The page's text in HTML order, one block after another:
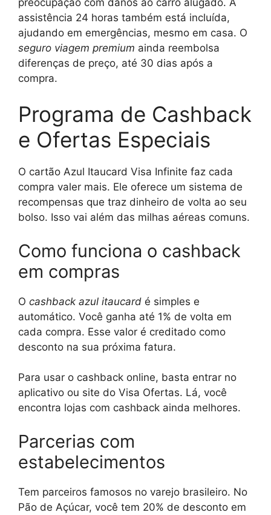
assistência 24 horas também está incluída,
ajudando em emergências, mesmo em casa. O
seguro viagem premium ainda reembolsa
diferenças de preço, até 30 dias após a
compra.
Programa de Cashback
e Ofertas Especiais
O cartão Azul Itaucard Visa Infinite faz cada
compra valer mais. Ele oferece um sistema de
recompensas que traz dinheiro de volta ao seu
bolso. Isso vai além das milhas aéreas comuns.
Como funciona o cashback
em compras
O cashback azul itaucard é simples e
automático. Você ganha até 1% de volta em
cada compra. Esse valor é creditado como
desconto na sua próxima fatura.
Para usar o cashback online, basta entrar no
aplicativo ou site do Visa Ofertas. Lá, você
encontra lojas com cashback ainda melhores.
Parcerias com
estabelecimentos
Tem parceiros famosos no varejo brasileiro. No
Pão de Açúcar, você tem 20% de desconto em